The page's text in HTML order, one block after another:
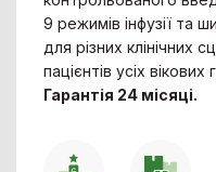
9 режимів інфузії та
для різних клінічних
пацієнтів усіх вікових
Гарантія 24 місяці.